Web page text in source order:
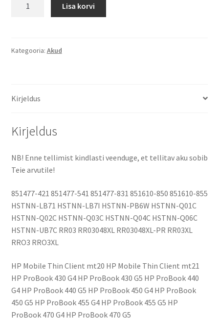
aku
Lisa korvi
Kategooria: Akud
Kirjeldus
Kirjeldus
NB! Enne tellimist kindlasti veenduge, et tellitav aku sobib
Teie arvutile!
851477-421 851477-541 851477-831 851610-850 851610-855
HSTNN-LB71 HSTNN-LB7I HSTNN-PB6W HSTNN-Q01C
HSTNN-Q02C HSTNN-Q03C HSTNN-Q04C HSTNN-Q06C
HSTNN-UB7C RR03 RR03048XL RR03048XL-PR RR03XL
RRO3 RRO3XL
HP Mobile Thin Client mt20 HP Mobile Thin Client mt21
HP ProBook 430 G4 HP ProBook 430 G5 HP ProBook 440
G4 HP ProBook 440 G5 HP ProBook 450 G4 HP ProBook
450 G5 HP ProBook 455 G4 HP ProBook 455 G5 HP
ProBook 470 G4 HP ProBook 470 G5